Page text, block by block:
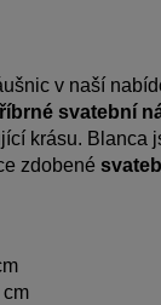
v naší
svatební
krásu. Blanca
zdobené
cm